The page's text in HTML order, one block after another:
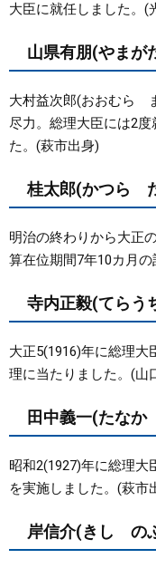
大臣に就任しました。(
山県有朋(やま
大村益次郎(おおむら
尽力。総理大臣には2
た。(萩市出身)
桂太郎(かつら
明治の終わりから大正
算在位期間7年10カ月
寺内正毅(てら
大正5(1916)年に総理
理に当たりました。(山
田中義一(たな
昭和2(1927)年に総理大
を実施しました。(萩市
岸信介(きし の